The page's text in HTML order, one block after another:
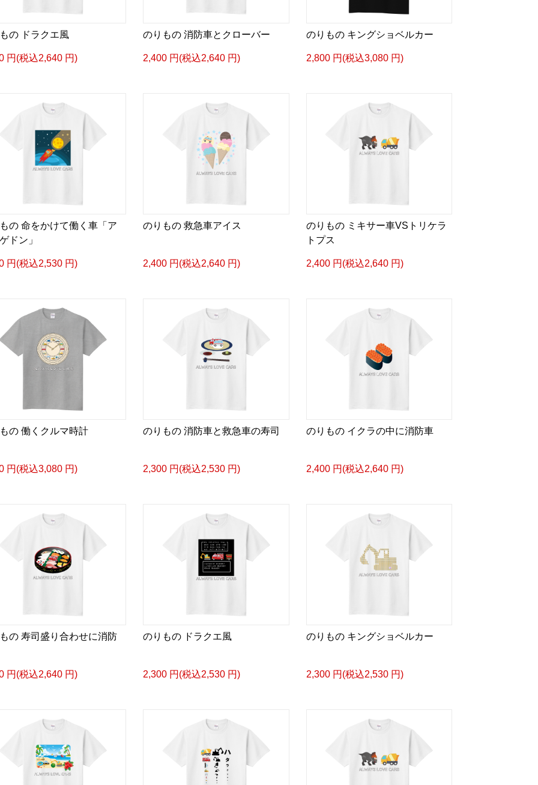
の ドラクエ風
円(税込2,640 円)
のりもの 消防車とクローバー
2,400 円(税込2,640 円)
のりもの キングショベルカー
2,800 円(税込3,080 円)
の 命をかけて働く車「ア
ドン」
円(税込2,530 円)
のりもの 救急車アイス
2,400 円(税込2,640 円)
のりもの ミキサー車VSトリケラ
トプス
2,400 円(税込2,640 円)
の 働くクルマ時計
円(税込3,080 円)
のりもの 消防車と救急車の寿司
2,300 円(税込2,530 円)
のりもの イクラの中に消防車
2,400 円(税込2,640 円)
の 寿司盛り合わせに消防
円(税込2,640 円)
のりもの ドラクエ風
2,300 円(税込2,530 円)
のりもの キングショベルカー
2,300 円(税込2,530 円)